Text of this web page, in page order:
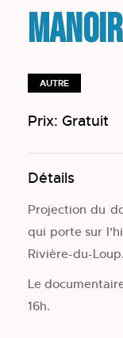
AUTRE
Prix: Gratuit
Détails
Projection du
qui porte sur
Rivière-du-Loup.
Le
16h.